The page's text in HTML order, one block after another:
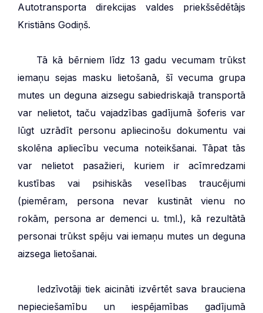
Autotransporta direkcijas valdes priekšsēdētājs
Kristiāns Godiņš.
Tā kā bērniem līdz 13 gadu vecumam trūkst
iemaņu sejas masku lietošanā, šī vecuma grupa
mutes un deguna aizsegu sabiedriskajā transportā
var nelietot, taču vajadzības gadījumā šoferis var
lūgt uzrādīt personu apliecinošu dokumentu vai
skolēna apliecību vecuma noteikšanai. Tāpat tās
var nelietot pasažieri, kuriem ir acīmredzami
kustības vai psihiskās veselības traucējumi
(piemēram, persona nevar kustināt vienu no
rokām, persona ar demenci u. tml.), kā rezultātā
personai trūkst spēju vai iemaņu mutes un deguna
aizsega lietošanai.
Iedzīvotāji tiek aicināti izvērtēt sava brauciena
nepieciešamību un iespējamības gadījumā